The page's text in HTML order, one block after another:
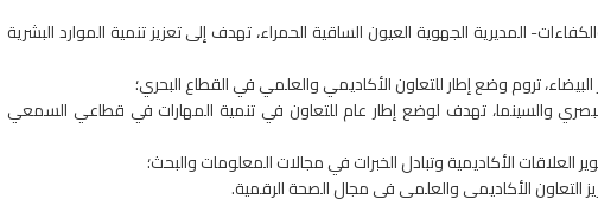
المديرية الجهوية العيون الساقية الحمراء، تهدف إلى تعزيز تنمية الموارد البشرية
البيضاء، تروم وضع إطار للتعاون الأكاديمي والعلمي في القطاع البحري؛
والسينما، تهدف لوضع إطار عام للتعاون في تنمية المهارات في قطاعي السمعي
العلاقات الأكاديمية وتبادل الخبرات في مجالات المعلومات والبحث؛
التعاون الأكاديمي والعلمي في مجال الصحة الرقمية.